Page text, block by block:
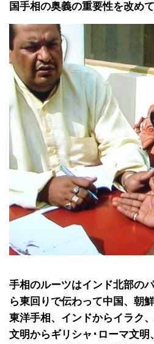
国手相の奥義の重要性を改め
手相のルーツはインド北部の
ら東回りで伝わって中国、朝
東洋手相、インドからイラク
文明からギリシャ･ローマ文明